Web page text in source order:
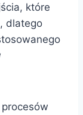
które
dlatego